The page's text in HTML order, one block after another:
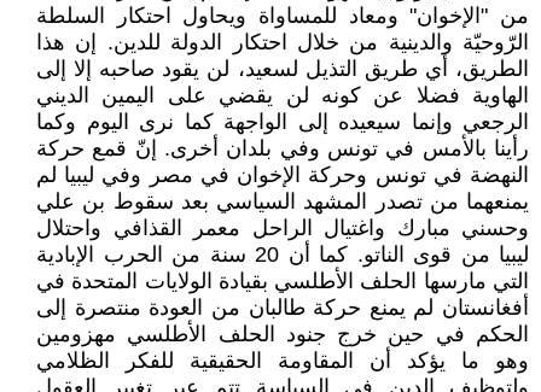
من "الإخوان" ومعاد للمساواة ويحاول احتكار السلطة
الرّوحيّة والدينية من خلال احتكار الدولة للدين. إن هذا
الطريق، أي طريق التذيل لسعيد، لن يقود صاحبه إلا إلى
الهاوية فضلا عن كونه لن يقضي على اليمين الديني
الرجعي وإنما سيعيده إلى الواجهة كما نرى اليوم وكما
رأينا بالأمس في تونس وفي بلدان أخرى. إنّ قمع حركة
النهضة في تونس وحركة الإخوان في مصر وفي ليبيا لم
يمنعهما من تصدر المشهد السياسي بعد سقوط بن علي
وحسني مبارك واغتيال الراحل معمر القذافي واحتلال
ليبيا من قوى الناتو. كما أن 20 سنة من الحرب الإبادية
التي مارسها الحلف الأطلسي بقيادة الولايات المتحدة في
أفغانستان لم يمنع حركة طالبان من العودة منتصرة إلى
الحكم في حين خرج جنود الحلف الأطلسي مهزومين
وهو ما يؤكد أن المقاومة الحقيقية للفكر الظلامي